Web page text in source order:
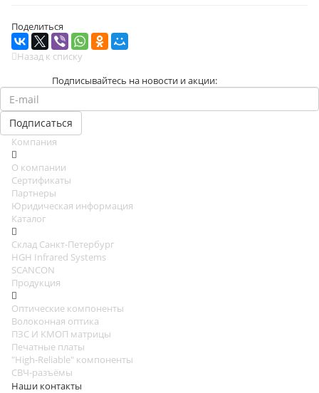
Поделиться
Назад к списку
Подписывайтесь на новости и акции:
Компания
О компании
Сертификаты
Партнеры
Юридическая информация
Каталог
Cклад Санкт-Петербург
HGH Infrared Systems
SCANCON
Продукция
Оптические компоненты
Волоконная оптика
ПЗС И КМОП матрицы
Печатные платы
"High-Reliable" компоненты
СВЧ-разъёмы
Наши контакты